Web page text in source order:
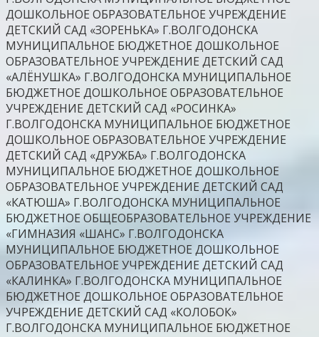
ДОШКОЛЬНОЕ ОБРАЗОВАТЕЛЬНОЕ УЧРЕЖДЕНИЕ
ДЕТСКИЙ САД «ЗОРЕНЬКА» Г.ВОЛГОДОНСКА
МУНИЦИПАЛЬНОЕ БЮДЖЕТНОЕ ДОШКОЛЬНОЕ
ОБРАЗОВАТЕЛЬНОЕ УЧРЕЖДЕНИЕ ДЕТСКИЙ САД
«АЛЁНУШКА» Г.ВОЛГОДОНСКА МУНИЦИПАЛЬНОЕ
БЮДЖЕТНОЕ ДОШКОЛЬНОЕ ОБРАЗОВАТЕЛЬНОЕ
УЧРЕЖДЕНИЕ ДЕТСКИЙ САД «РОСИНКА»
Г.ВОЛГОДОНСКА МУНИЦИПАЛЬНОЕ БЮДЖЕТНОЕ
ДОШКОЛЬНОЕ ОБРАЗОВАТЕЛЬНОЕ УЧРЕЖДЕНИЕ
ДЕТСКИЙ САД «ДРУЖБА» Г.ВОЛГОДОНСКА
МУНИЦИПАЛЬНОЕ БЮДЖЕТНОЕ ДОШКОЛЬНОЕ
ОБРАЗОВАТЕЛЬНОЕ УЧРЕЖДЕНИЕ ДЕТСКИЙ САД
«КАТЮША» Г.ВОЛГОДОНСКА МУНИЦИПАЛЬНОЕ
БЮДЖЕТНОЕ ОБЩЕОБРАЗОВАТЕЛЬНОЕ УЧРЕЖДЕНИЕ
«ГИМНАЗИЯ «ШАНС» Г.ВОЛГОДОНСКА
МУНИЦИПАЛЬНОЕ БЮДЖЕТНОЕ ДОШКОЛЬНОЕ
ОБРАЗОВАТЕЛЬНОЕ УЧРЕЖДЕНИЕ ДЕТСКИЙ САД
«КАЛИНКА» Г.ВОЛГОДОНСКА МУНИЦИПАЛЬНОЕ
БЮДЖЕТНОЕ ДОШКОЛЬНОЕ ОБРАЗОВАТЕЛЬНОЕ
УЧРЕЖДЕНИЕ ДЕТСКИЙ САД «КОЛОБОК»
Г.ВОЛГОДОНСКА МУНИЦИПАЛЬНОЕ БЮДЖЕТНОЕ